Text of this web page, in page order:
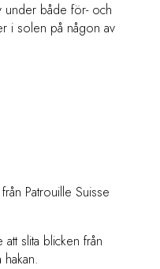
under både för- och
i solen på någon av
Patrouille Suisse
slita blicken från